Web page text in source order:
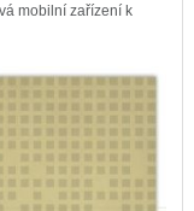
mobilní zařízení k